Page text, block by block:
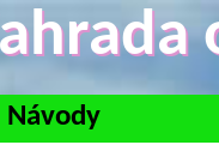
Návody